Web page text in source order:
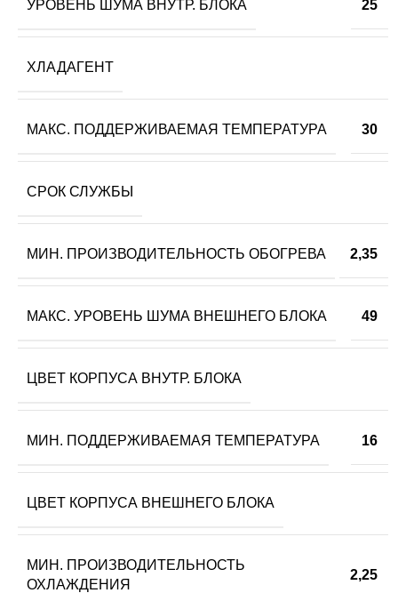
УРОВЕНЬ ШУМА ВНУТР. БЛОКА 25
ХЛАДАГЕНТ
МАКС. ПОДДЕРЖИВАЕМАЯ ТЕМПЕРАТУРА 30
СРОК СЛУЖБЫ
МИН. ПРОИЗВОДИТЕЛЬНОСТЬ ОБОГРЕВА 2,35
МАКС. УРОВЕНЬ ШУМА ВНЕШНЕГО БЛОКА 49
ЦВЕТ КОРПУСА ВНУТР. БЛОКА
МИН. ПОДДЕРЖИВАЕМАЯ ТЕМПЕРАТУРА 16
ЦВЕТ КОРПУСА ВНЕШНЕГО БЛОКА
МИН. ПРОИЗВОДИТЕЛЬНОСТЬ
ОХЛАЖДЕНИЯ
2,25